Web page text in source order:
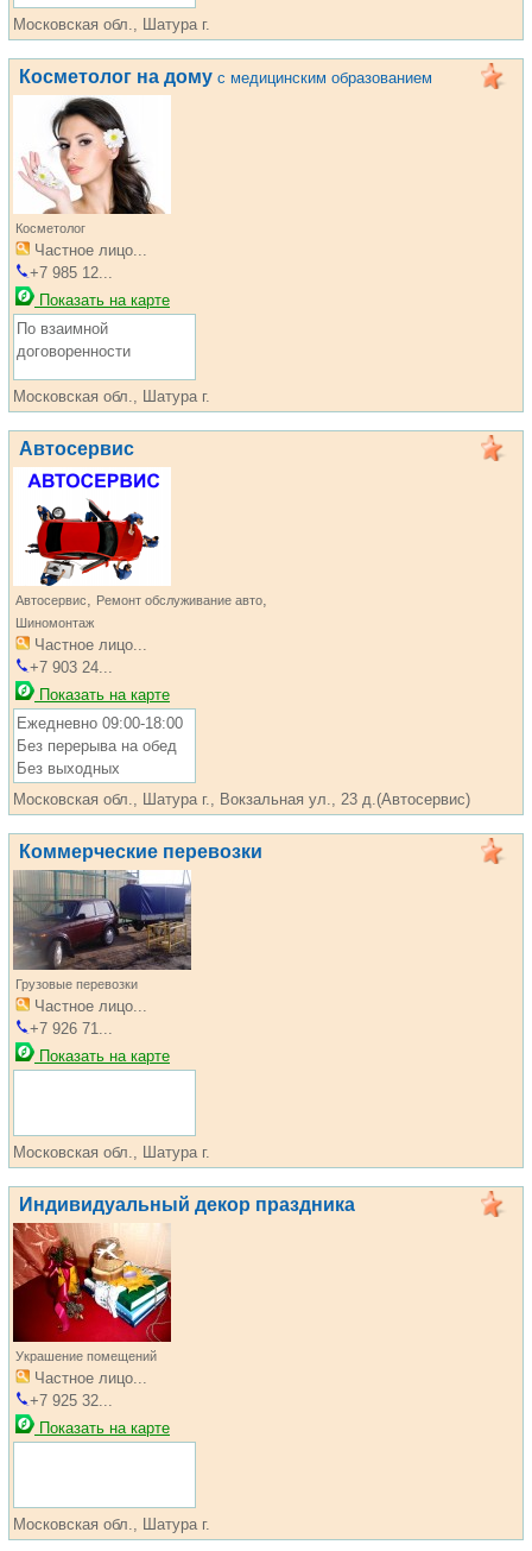
Московская обл., Шатура г.
Косметолог на дому с медицинским образованием
Косметолог
Частное лицо...
+7 985 12...
Показать на карте
По взаимной
договоренности
Московская обл., Шатура г.
Автосервис
Автосервис, Ремонт обслуживание авто,
Шиномонтаж
Частное лицо...
+7 903 24...
Показать на карте
Ежедневно 09:00-18:00
Без перерыва на обед
Без выходных
Московская обл., Шатура г., Вокзальная ул., 23 д.(Автосервис)
Коммерческие перевозки
Грузовые перевозки
Частное лицо...
+7 926 71...
Показать на карте
Московская обл., Шатура г.
Индивидуальный декор праздника
Украшение помещений
Частное лицо...
+7 925 32...
Показать на карте
Московская обл., Шатура г.